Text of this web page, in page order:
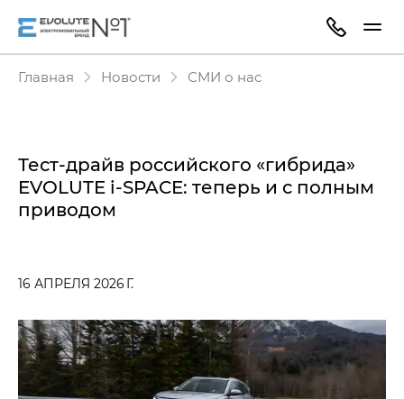
Главная Новости СМИ о нас
Тест-драйв российского «гибрида»
EVOLUTE i‑SPACE: теперь и с полным
приводом
16 АПРЕЛЯ 2026 Г.